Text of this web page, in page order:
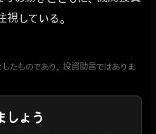
している。
たものであり、投資助言ではありま
しょう